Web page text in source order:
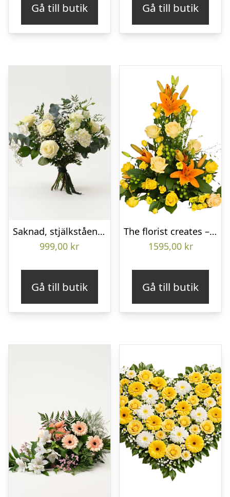
Gå till butik Gå till butik
Saknad, stjälkstående bukett
999,00 kr
Gå till butik
The florist creates – Funeral decoration
1595,00 kr
Gå till butik